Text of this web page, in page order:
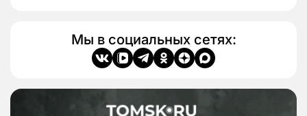
Мы в социальных сетях: